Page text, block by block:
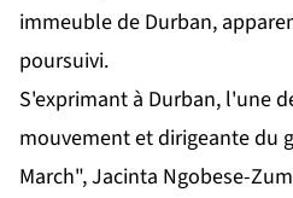
immeuble de Durban,
poursuivi.
S'exprimant à Durban, l'une
mouvement et dirigeante du
March", Jacinta Ngobese-